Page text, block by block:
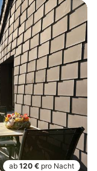
ab 120 € pro Nacht